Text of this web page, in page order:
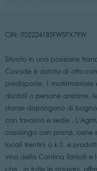
CIN: IT022241B5FWSPX79W
Situato in una posizione
Cavade è dotato di otto
predisposte: 1
disabili o persone anziane,
stanze dispongono di
con tavolino e sedie .
casalinga con pranzi, cene
locali trentini a k.0. e
vino della Cantina Toniolli
che , in tutte le stagioni,